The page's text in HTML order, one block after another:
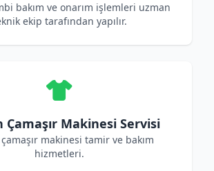
bakım ve onarım işlemleri uzman
ekip tarafından yapılır.
Çamaşır Makinesi Servisi
makinesi tamir ve bakım
hizmetleri.